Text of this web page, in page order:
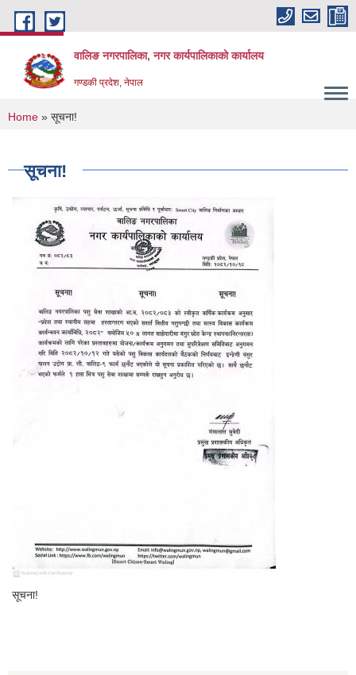
Skip to main content
वालिङ नगरपालिका, नगर कार्यपालिकाको कार्यालय
गण्डकी प्रदेश, नेपाल
You are here
Home » सूचना!
सूचना!
सूचना!